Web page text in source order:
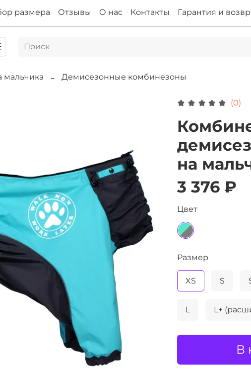
размера Отзывы О нас Контакты Гарантия и
мальчика Демисезонные комбинезоны
(0)
на
3 376 ₽
В
Цвет
Размер
XS S
L L+